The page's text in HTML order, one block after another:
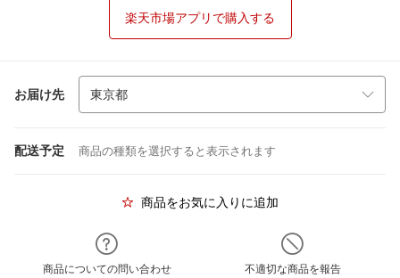
楽天市場アプリで購入する
お届け先
配送予定 商品の種類を選択すると表示されます
商品をお気に入りに追加
商品についての問い合わせ 不適切な商品を報告